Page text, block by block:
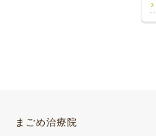
まごめ治療院